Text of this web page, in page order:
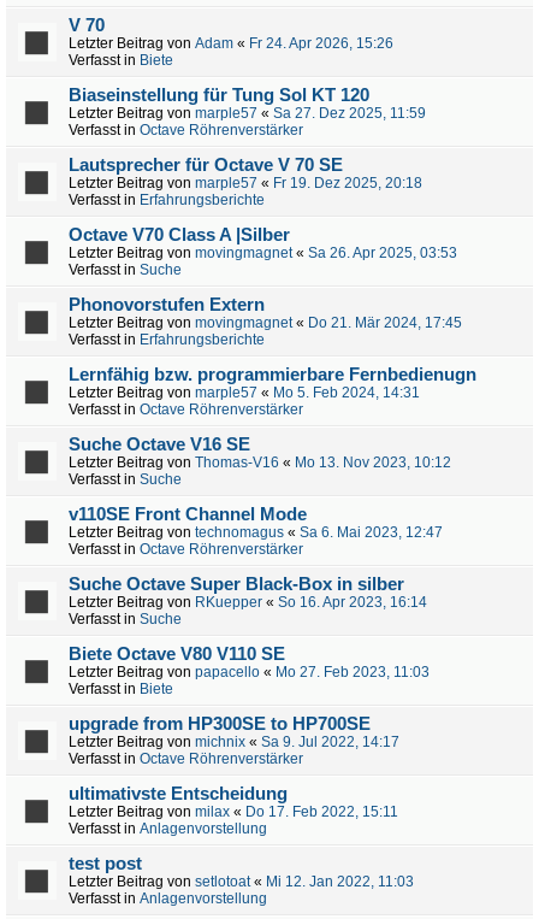
V 70
Letzter Beitrag von Adam « Fr 24. Apr 2026, 15:26
Verfasst in Biete
Biaseinstellung für Tung Sol KT 120
Letzter Beitrag von marple57 « Sa 27. Dez 2025, 11:59
Verfasst in Octave Röhrenverstärker
Lautsprecher für Octave V 70 SE
Letzter Beitrag von marple57 « Fr 19. Dez 2025, 20:18
Verfasst in Erfahrungsberichte
Octave V70 Class A |Silber
Letzter Beitrag von movingmagnet« Sa 26. Apr 2025, 03:53
Verfasst in Suche
Phonovorstufen Extern
Letzter Beitrag von movingmagnet« Do 21. Mär 2024, 17:45
Verfasst in Erfahrungsberichte
Lernfähig bzw. programmierbare Fernbedienugn
Letzter Beitrag von marple57 « Mo 5. Feb 2024, 14:31
Verfasst in Octave Röhrenverstärker
Suche Octave V16 SE
Letzter Beitrag von Thomas-V16 « Mo 13. Nov 2023, 10:12
Verfasst in Suche
v110SE Front Channel Mode
Letzter Beitrag von technomagus « Sa 6. Mai 2023, 12:47
Verfasst in Octave Röhrenverstärker
Suche Octave Super Black-Box in silber
Letzter Beitrag von RKuepper « So 16. Apr 2023, 16:14
Verfasst in Suche
Biete Octave V80 V110 SE
Letzter Beitrag von papacello « Mo 27. Feb 2023, 11:03
Verfasst in Biete
upgrade from HP300SE to HP700SE
Letzter Beitrag von michnix « Sa 9. Jul 2022, 14:17
Verfasst in Octave Röhrenverstärker
ultimativste Entscheidung
Letzter Beitrag von milax « Do 17. Feb 2022, 15:11
Verfasst in Anlagenvorstellung
test post
Letzter Beitrag von setlotoat« Mi 12. Jan 2022, 11:03
Verfasst in Anlagenvorstellung